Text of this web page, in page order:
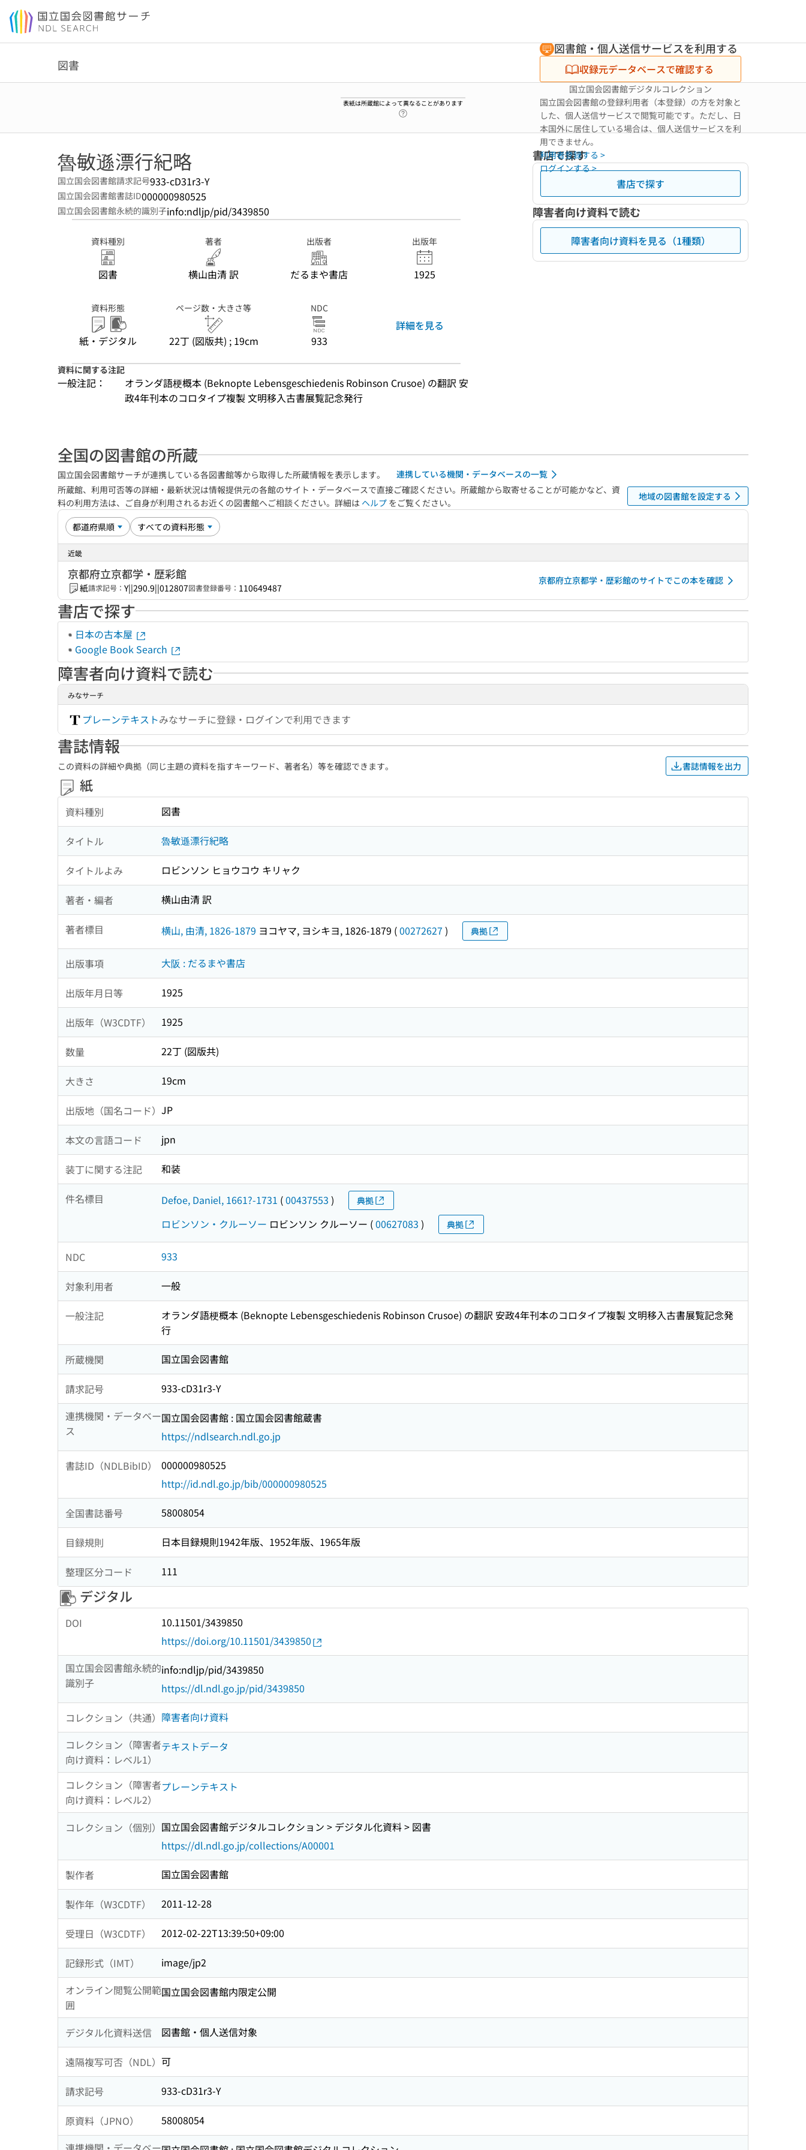
本文へ移動
図書
表紙は所蔵館によって異なることがあります
図書館・個人送信サービスを利用する
収録元データベースで確認する
国立国会図書館デジタルコレクション
国立国会図書館の登録利用者（本登録）の方を対象と
した、個人送信サービスで閲覧可能です。ただし、日
本国外に居住している場合は、個人送信サービスを利
用できません。
利用者登録する >
ログインする >
魯敏遜漂行紀略
国立国会図書館請求記号933-cD31r3-Y
国立国会図書館書誌ID000000980525
国立国会図書館永続的識別子info:ndljp/pid/3439850
資料種別
図書
著者
横山由清 訳
出版者
だるまや書店
出版年
1925
資料形態
紙・デジタル
ページ数・大きさ等
22丁 (図版共) ; 19cm
NDC
933
詳細を見る
資料に関する注記
一般注記：
オランダ語梗概本 (Beknopte Lebensgeschiedenis Robinson Crusoe) の翻訳 安
政4年刊本のコロタイプ複製 文明移入古書展覧記念発行
書店で探す
書店で探す
障害者向け資料で読む
障害者向け資料を見る（1種類）
全国の図書館の所蔵
国立国会図書館サーチが連携している各図書館等から取得した所蔵情報を表示します。
連携している機関・データベースの一覧
所蔵館、利用可否等の詳細・最新状況は情報提供元の各館のサイト・データベースで直接ご確認ください。所蔵館から取寄せることが可能かなど、資
料の利用方法は、ご自身が利用されるお近くの図書館へご相談ください。詳細は ヘルプ をご覧ください。
地域の図書館を設定する
近畿
京都府立京都学・歴彩館
紙請求記号： Y||290.9||012807図書登録番号： 110649487
京都府立京都学・歴彩館のサイトでこの本を確認
書店で探す
日本の古本屋
Google Book Search
障害者向け資料で読む
みなサーチ
プレーンテキストみなサーチに登録・ログインで利用できます
書誌情報
この資料の詳細や典拠（同じ主題の資料を指すキーワード、著者名）等を確認できます。 書誌情報を出力
紙
資料種別 図書
タイトル 魯敏遜漂行紀略
タイトルよみ ロビンソン ヒョウコウ キリャク
著者・編者 横山由清 訳
著者標目 横山, 由清, 1826-1879 ヨコヤマ, ヨシキヨ, 1826-1879 (00272627 ) 典拠
出版事項 大阪 : だるまや書店
出版年月日等 1925
出版年（W3CDTF） 1925
数量 22丁 (図版共)
大きさ 19cm
出版地（国名コード） JP
本文の言語コード jpn
装丁に関する注記 和装
件名標目 Defoe, Daniel, 1661?-1731 (00437553 ) 典拠
ロビンソン・クルーソー ロビンソン クルーソー (00627083 ) 典拠
NDC 933
対象利用者 一般
一般注記
オランダ語梗概本 (Beknopte Lebensgeschiedenis Robinson Crusoe) の翻訳 安政4年刊本のコロタイプ複製 文明移入古書展覧記念発
行
所蔵機関 国立国会図書館
請求記号
933-cD31r3-Y
連携機関・データベー
ス
国立国会図書館 : 国立国会図書館蔵書
https://ndlsearch.ndl.go.jp
書誌ID（NDLBibID）
000000980525
http://id.ndl.go.jp/bib/000000980525
全国書誌番号 58008054
目録規則 日本目録規則1942年版、1952年版、1965年版
整理区分コード 111
デジタル
DOI
10.11501/3439850
https://doi.org/10.11501/3439850
国立国会図書館永続的
識別子
info:ndljp/pid/3439850
https://dl.ndl.go.jp/pid/3439850
コレクション（共通） 障害者向け資料
コレクション（障害者
向け資料：レベル1）
テキストデータ
コレクション（障害者
向け資料：レベル2）
プレーンテキスト
コレクション（個別） 国立国会図書館デジタルコレクション > デジタル化資料 > 図書
https://dl.ndl.go.jp/collections/A00001
製作者 国立国会図書館
製作年（W3CDTF） 2011-12-28
受理日（W3CDTF） 2012-02-22T13:39:50+09:00
記録形式（IMT）
image/jp2
オンライン閲覧公開範
囲
国立国会図書館内限定公開
デジタル化資料送信 図書館・個人送信対象
遠隔複写可否（NDL） 可
請求記号 933-cD31r3-Y
原資料（JPNO）
58008054